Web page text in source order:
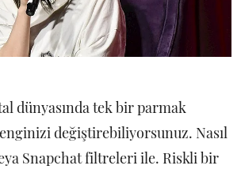
dünyasında tek bir parmak
değiştirebiliyorsunuz. Nasıl
Snapchat filtreleri ile. Riskli bir